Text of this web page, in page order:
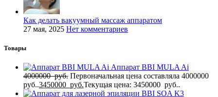
Как делать вакуумный массаж аппаратом
27 мая, 2025 Нет комментариев
Товары
Аппарат BBI MULA Ai
4000000руб. Первоначальная цена составляла 4000000
руб..3450000 руб.Текущая цена: 3450000 руб..